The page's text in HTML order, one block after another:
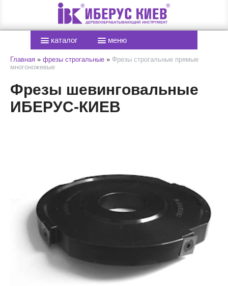
каталог меню
Главная » фрезы строгальные » Фрезы строгальные прямые
многоножевые
Фрезы шевинговальные
ИБЕРУС-КИЕВ